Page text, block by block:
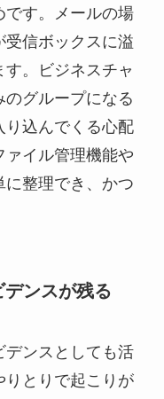
です。メールの場
信ボックスに溢
。ビジネスチャ
のグループになる
り込んでくる心配
ァイル管理機能や
整理でき、かつ
ンスが残る
デンスとしても活
りとりで起こりが